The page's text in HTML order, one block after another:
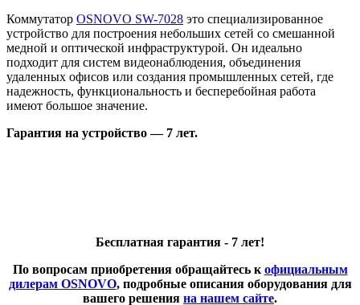
Коммутатор OSNOVO SW-7028 это специализированное
устройство для построения небольших сетей со смешанной
медной и оптической инфраструктурой. Он идеально
подходит для систем видеонаблюдения, объединения
удаленных офисов или создания промышленных сетей, где
надежность, функциональность и бесперебойная работа
имеют большое значение.
Гарантия на устройство — 7 лет.
Бесплатная гарантия - 7 лет!
По вопросам приобретения обращайтесь к официальным
дилерам OSNOVO, подробные описания оборудования для
вашего решения на нашем сайте.